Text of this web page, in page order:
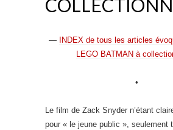
—
INDEX de tous les articles
LEGO BATMAN à
•
Le film de Zack Snyder n’étant
pour « le jeune public », seulement